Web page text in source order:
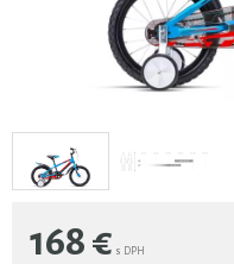
168€ s DPH